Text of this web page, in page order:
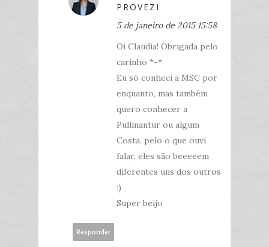
PROVEZI
5 de janeiro de 2015 15:58
Oi Claudia! Obrigada pelo
carinho *-*
Eu só conheci a MSC por
enquanto, mas também
quero conhecer a
Pullmantur ou algum
Costa, pelo o que ouvi
falar, eles são beeeeem
diferentes uns dos outros
:)
Super beijo
Responder